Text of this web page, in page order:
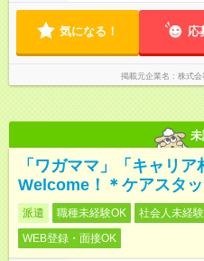
気になる！ 応
掲載元企業名 株式会
「ワガママ」「キャリ
Welcome！＊ケアスタ
派遣 職種未経験OK 社会人未経
WEB登録・面接OK